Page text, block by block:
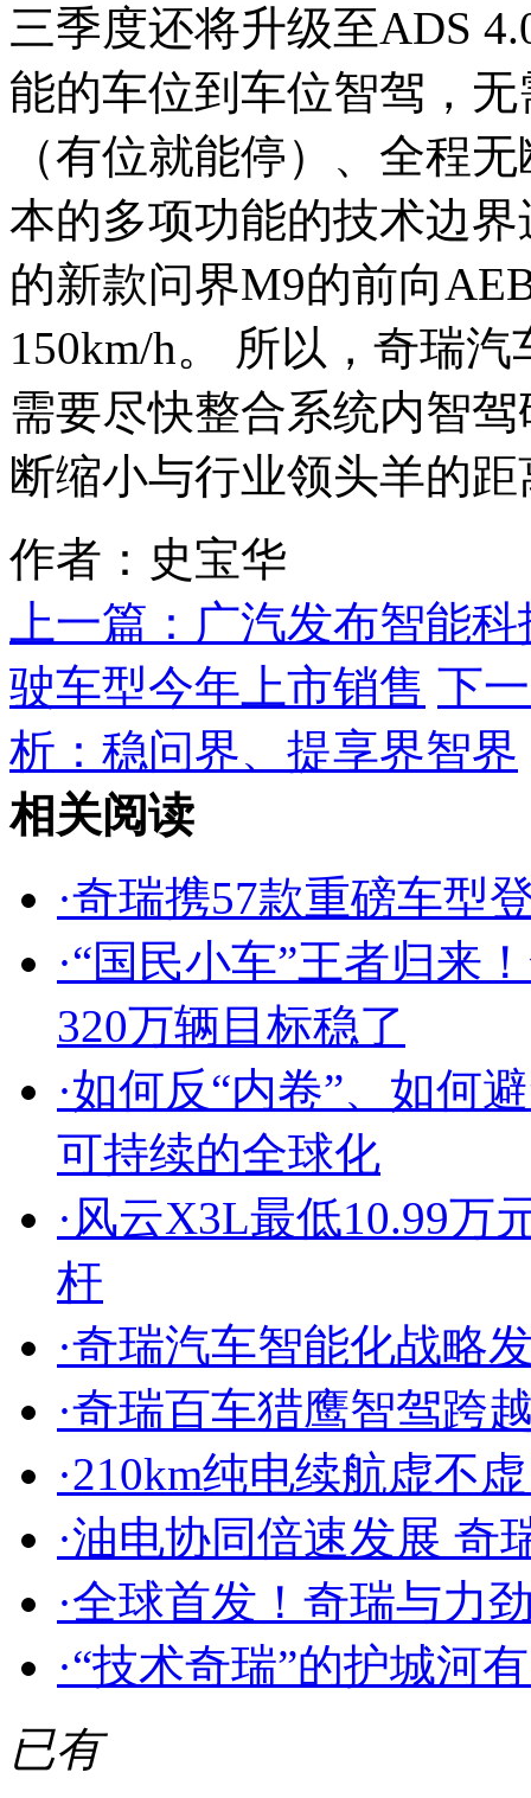
三季度还将升级至ADS
能的车位到车位智驾，
（有位就能停）、全程
本的多项功能的技术边
的新款问界M9的前向
150km/h。 所以，奇瑞
需要尽快整合系统内智
断缩小与行业领头羊的距
作者：史宝华
上一篇： 广汽发布智能
驶车型今年上市销售 下
析：稳问界、提享界智界
相关阅读
·奇瑞携57款重磅车型
·“国民小车”王者归来
320万辆目标稳了
·如何反“内卷”、如何
可持续的全球化
· 风云X3L最低10.99万
杆
·奇瑞汽车智能化战略
·奇瑞百车猎鹰智驾跨
·210km纯电续航虚不
·油电协同倍速发展 奇
·全球首发！奇瑞与力
·“技术奇瑞”的护城河
已有